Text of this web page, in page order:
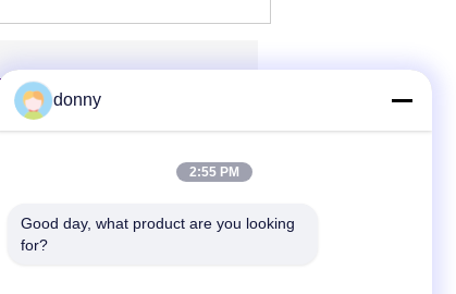
donny
2:55 PM
Good day, what product are you looking
for?